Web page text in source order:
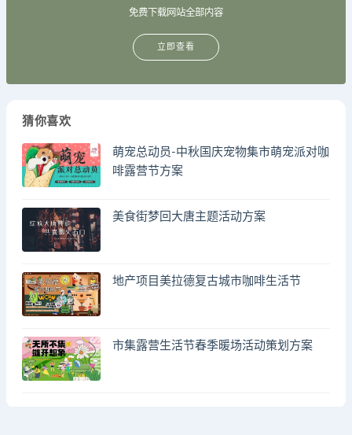
免费下载网站全部内容
立即查看
猜你喜欢
萌宠总动员-中秋国庆宠物集市萌宠派对咖
啡露营节方案
美食街梦回大唐主题活动方案
地产项目美拉德复古城市咖啡生活节
市集露营生活节春季暖场活动策划方案